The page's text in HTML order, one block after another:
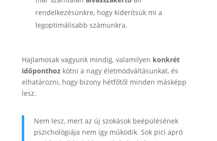
rendelkezésünkre, hogy kiderítsük mi a
legoptimálisabb számunkra.
Hajlamosak vagyunk mindig, valamilyen konkrét
időponthozkötni a nagy életmódváltásunkat, és
elhatározni, hogy bizony hétfőtől minden másképp
lesz.
Nem lesz, mert az új szokások beépülésének
pszichológiája nem így működik. Sok pici apró